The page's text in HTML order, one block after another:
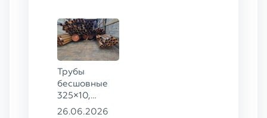
Трубы
бесшовные
325×10,
102×4, 83×8,
26.06.2026